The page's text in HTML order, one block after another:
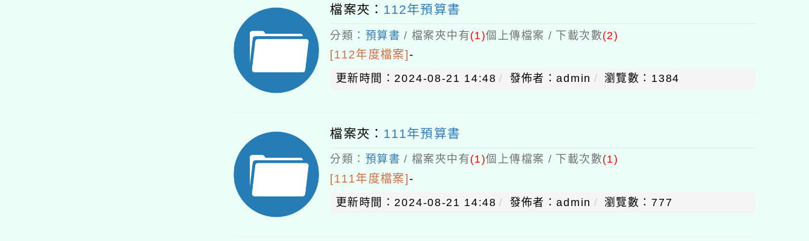
檔案夾： 112年預算書
分類： 預算書 / 檔案夾中有(1)個上傳檔案 / 下載次數(2)
[112年度檔案]-
更新時間：2024-08-21 14:48 發佈者：admin 瀏覽數：1384
檔案夾： 111年預算書
分類： 預算書 / 檔案夾中有(1)個上傳檔案 / 下載次數(1)
[111年度檔案]-
更新時間：2024-08-21 14:48 發佈者：admin 瀏覽數：777